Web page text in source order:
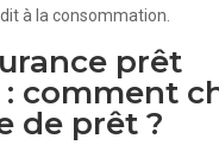
à la consommation.
prêt
comment
de prêt ?